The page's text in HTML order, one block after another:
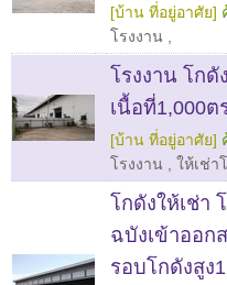
[บ้าน ที่อยู่อาศัย]
โรงงาน
โรงงาน โกดั
เนื้อที่1,000
[บ้าน ที่อยู่อาศัย]
โรงงาน
ให้เช่า
โกดังให้เช่า
ฉบังเข้าออ
รอบโกดังสูง